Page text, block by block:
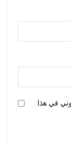
في هذا